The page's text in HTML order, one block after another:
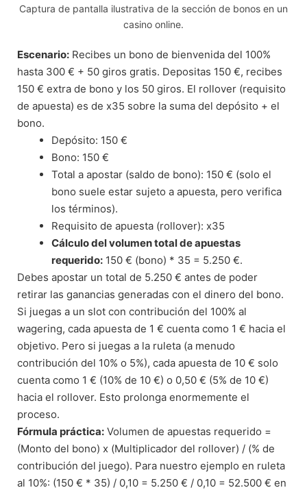
Captura de pantalla ilustrativa de la sección de bonos en un
casino online.
Escenario: Recibes un bono de bienvenida del 100%
hasta 300 € + 50 giros gratis. Depositas 150 €, recibes
150 € extra de bono y los 50 giros. El rollover (requisito
de apuesta) es de x35 sobre la suma del depósito + el
bono.
Depósito: 150 €
Bono: 150 €
Total a apostar (saldo de bono): 150 € (solo el
bono suele estar sujeto a apuesta, pero verifica
los términos).
Requisito de apuesta (rollover): x35
Cálculo del volumen total de apuestas
requerido: 150 € (bono) * 35 = 5.250 €.
Debes apostar un total de 5.250 € antes de poder
retirar las ganancias generadas con el dinero del bono.
Si juegas a un slot con contribución del 100% al
wagering, cada apuesta de 1 € cuenta como 1 € hacia el
objetivo. Pero si juegas a la ruleta (a menudo
contribución del 10% o 5%), cada apuesta de 10 € solo
cuenta como 1 € (10% de 10 €) o 0,50 € (5% de 10 €)
hacia el rollover. Esto prolonga enormemente el
proceso.
Fórmula práctica: Volumen de apuestas requerido =
(Monto del bono) x (Multiplicador del rollover) / (% de
contribución del juego). Para nuestro ejemplo en ruleta
al 10%: (150 € * 35) / 0,10 = 5.250 € / 0,10 = 52.500 € en